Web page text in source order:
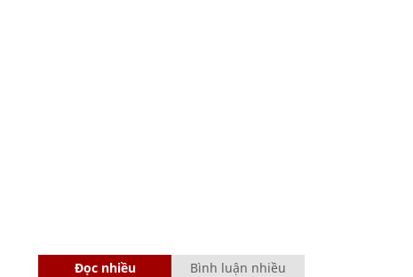
Đọc nhiều Bình luận nhiều